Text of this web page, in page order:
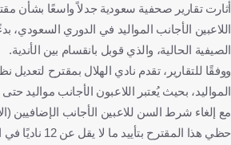
القادسية
ماركوس ليوناردو
البرازيل
كرة قدم
أثارت تقارير صحفية سعودية جدلاً واسعًا بشأن
اللاعبين الأجانب المواليد في الدوري السعودي،
الصيفية الحالية، والذي قوبل بانقسام بين الأندية.
ووفقًا للتقارير، تقدم نادي الهلال بمقترح لتعديل
المواليد، بحيث يُعتبر اللاعبون الأجانب مواليد حتى
مع إلغاء شرط السن للاعبين الأجانب الإضافيين
حظي هذا المقترح